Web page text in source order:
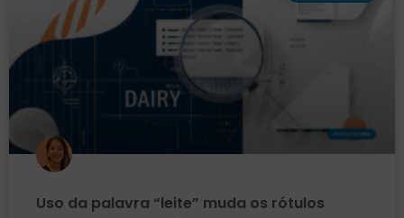
Uso da palavra “leite” muda os rótulos